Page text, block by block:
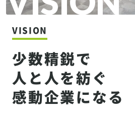
VISION
少数精鋭で
人と人を紡ぐ
感動企業になる